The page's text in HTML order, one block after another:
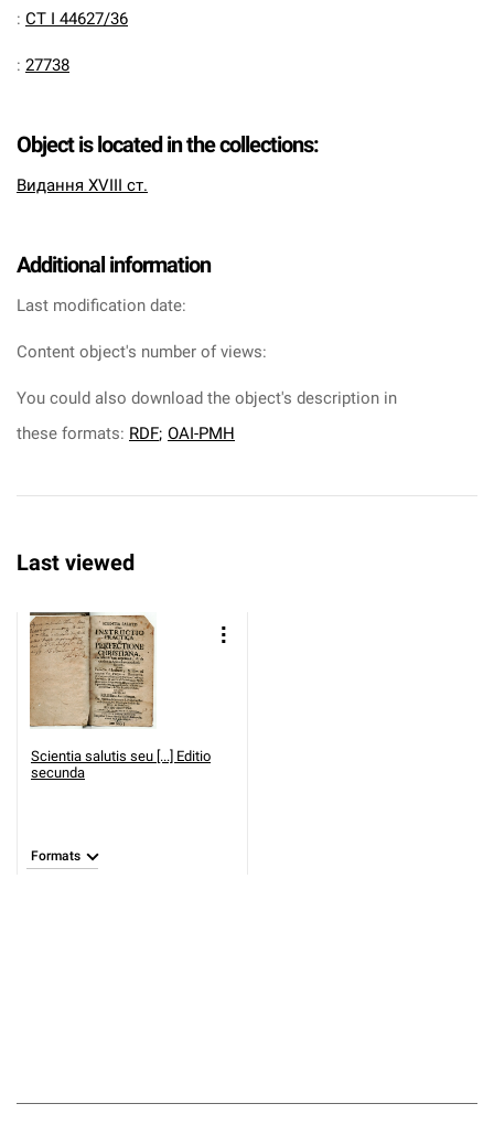
: CT I 44627/36
: 27738
Object is located in the collections:
Видання XVIII ст.
Additional information
Last modification date:
Content object's number of views:
You could also download the object's description in
these formats: RDF; OAI-PMH
Last viewed
Scientia salutis seu [...] Editio
secunda
Formats